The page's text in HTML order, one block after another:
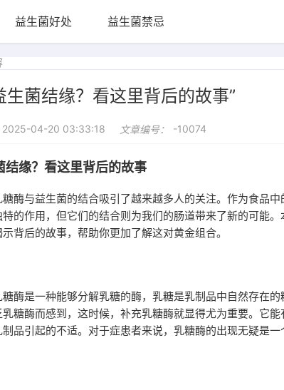
益生菌好处 益生菌禁忌
菌结缘？看这里背后的故事”
2025-04-20 03:33:18 文章编号： -10074
结缘？看这里背后的故事
酶与益生菌的结合吸引了越来越多人的关注。作为食品中
的作用，但它们的结合则为我们的肠道带来了新的可能。
背后的故事，帮助你更加了解这对黄金组合。
酶是一种能够分解乳糖的酶，乳糖是乳制品中自然存在的
糖酶而感到，这时候，补充乳糖酶就显得尤为重要。它能
品引起的不适。对于症患者来说，乳糖酶的出现无疑是一